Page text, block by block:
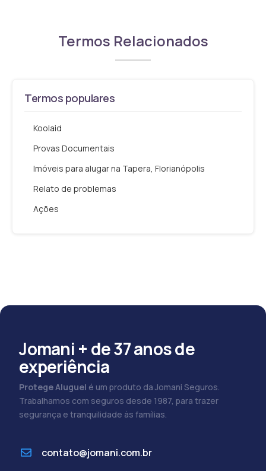
Termos Relacionados
Termos populares
Koolaid
Provas Documentais
Imóveis para alugar na Tapera, Florianópolis
Relato de problemas
Ações
Jomani + de 37 anos de
experiência
Protege Aluguel é um produto da Jomani Seguros.
Trabalhamos com seguros desde 1987, para trazer
segurança e tranquilidade às famílias.
contato@jomani.com.br